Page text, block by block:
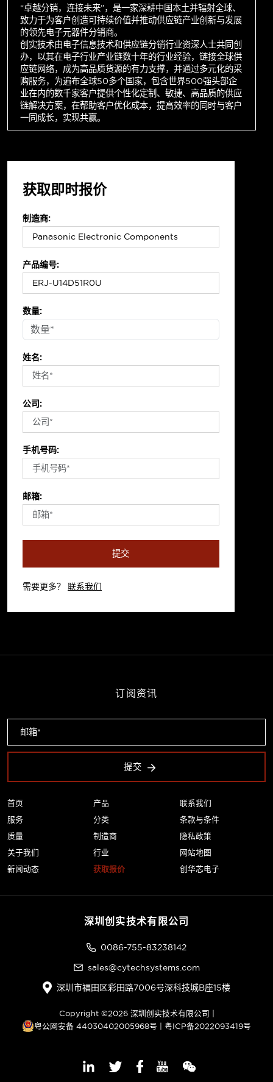
“卓越分销，连接未来”，是一家深耕中国本土并辐射全球、
致力于为客户创造可持续价值并推动供应链产业创新与发展
的领先电子元器件分销商。
创实技术由电子信息技术和供应链分销行业资深人士共同创
办，以其在电子行业产业链数十年的行业经验，链接全球供
应链网络，成为高品质货源的有力支撑，并通过多元化的采
购服务，为遍布全球50多个国家，包含世界500强头部企
业在内的数千家客户提供个性化定制、敏捷、高品质的供应
链解决方案，在帮助客户优化成本，提高效率的同时与客户
一同成长，实现共赢。
获取即时报价
制造商:
产品编号:
数量:
姓名:
公司:
手机号码:
邮箱:
提交
需要更多？ 联系我们
首页
服务
质量
关于我们
新闻动态
产品
分类
制造商
行业
获取报价
联系我们
条款与条件
隐私政策
网站地图
创华芯电子
订阅资讯
提交
深圳创实技术有限公司
0086-755-83238142
sales@cytechsystems.com
深圳市福田区彩田路7006号深科技城B座15楼
Copyright ©2026 深圳创实技术有限公司 |
粤公网安备 44030402005968号 | 粤ICP备2022093419号